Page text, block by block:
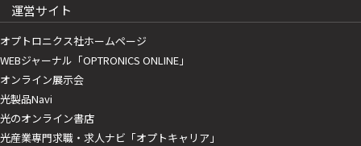
運営サイト
オプトロニクス社ホームページ
WEBジャーナル「OPTRONICS ONLINE」
オンライン展示会
光製品Navi
光のオンライン書店
光産業専門求職・求人ナビ「オプトキャリア」